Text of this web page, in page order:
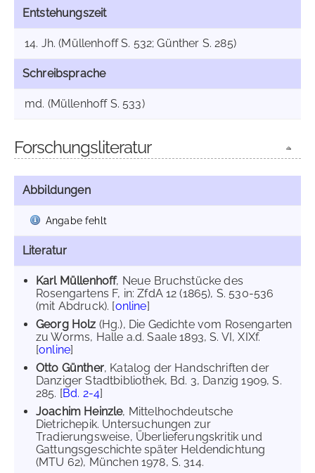
Entstehungszeit
14. Jh. (Müllenhoff S. 532; Günther S. 285)
Schreibsprache
md. (Müllenhoff S. 533)
Forschungsliteratur
Abbildungen
Angabe fehlt
Literatur
Karl Müllenhoff, Neue Bruchstücke des
Rosengartens F, in: ZfdA 12 (1865), S. 530-536
(mit Abdruck). [online]
Georg Holz (Hg.), Die Gedichte vom Rosengarten
zu Worms, Halle a.d. Saale 1893, S. VI, XIXf.
[online]
Otto Günther, Katalog der Handschriften der
Danziger Stadtbibliothek, Bd. 3, Danzig 1909, S.
285. [Bd. 2-4]
Joachim Heinzle, Mittelhochdeutsche
Dietrichepik. Untersuchungen zur
Tradierungsweise, Überlieferungskritik und
Gattungsgeschichte später Heldendichtung
(MTU 62), München 1978, S. 314.